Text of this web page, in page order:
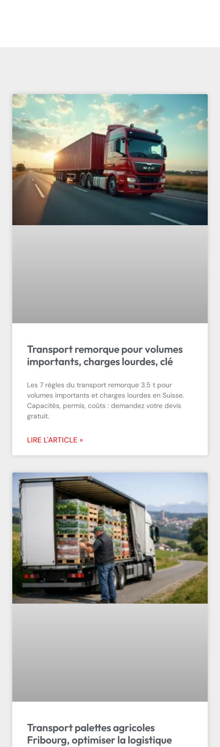
Transport remorque pour volumes
importants, charges lourdes, clé
Les 7 règles du transport remorque 3.5 t pour
volumes importants et charges lourdes en Suisse.
Capacités, permis, coûts : demandez votre devis
gratuit.
LIRE L'ARTICLE »
Transport palettes agricoles
Fribourg, optimiser la logistique